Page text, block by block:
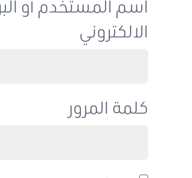
اسم المستخدم أو البريد
الالكتروني
كلمة المرور